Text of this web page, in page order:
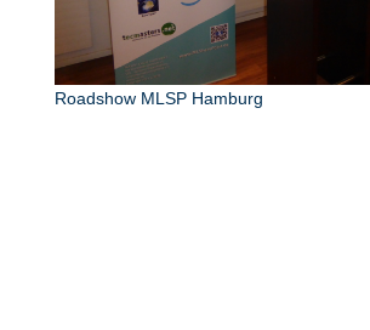
Roadshow MLSP Hamburg